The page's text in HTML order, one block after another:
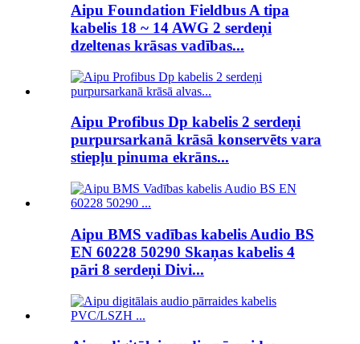
Aipu Foundation Fieldbus A tipa
kabelis 18 ~ 14 AWG 2 serdeņi
dzeltenas krāsas vadības...
Aipu Profibus Dp kabelis 2 serdeņi
purpursarkanā krāsā konservēts vara
stiepļu pinuma ekrāns...
Aipu BMS vadības kabelis Audio BS
EN 60228 50290 Skaņas kabelis 4
pāri 8 serdeņi Divi...